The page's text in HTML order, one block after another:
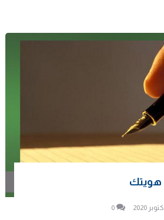
هويتك
0